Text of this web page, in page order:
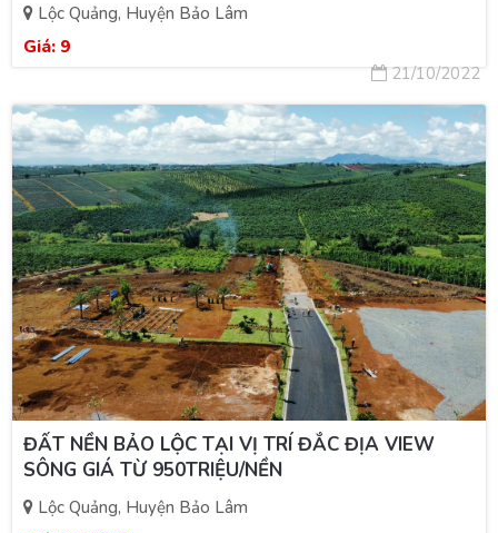
Lộc Quảng, Huyện Bảo Lâm
Giá: 9
21/10/2022
ĐẤT NỀN BẢO LỘC TẠI VỊ TRÍ ĐẮC ĐỊA VIEW
SÔNG GIÁ TỪ 950TRIỆU/NỀN
Lộc Quảng, Huyện Bảo Lâm